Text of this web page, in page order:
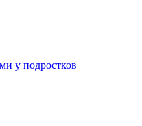
у подростков